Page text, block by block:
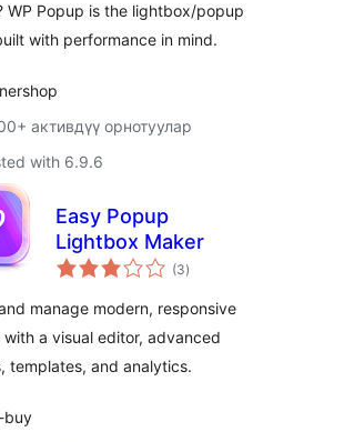
WP Popup is the lightbox/popup
with performance in mind.
активдүү орнотуулар
with 6.9.6
Easy Popup
Lightbox Maker
(3total
ratings
)
manage modern, responsive
a visual editor, advanced
templates, and analytics.
buy